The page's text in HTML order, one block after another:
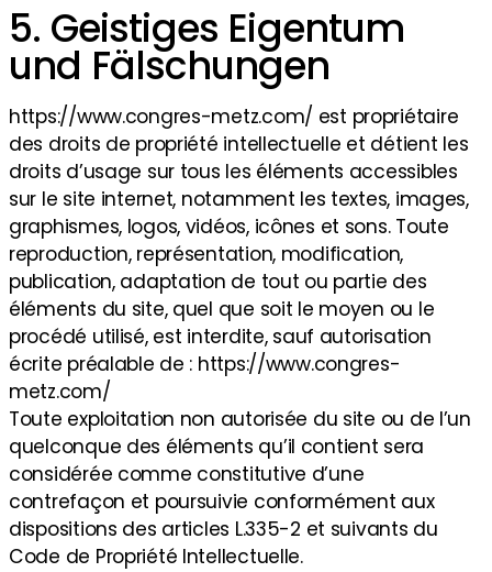
5. Geistiges Eigentum
und Fälschungen
https://www.congres-metz.com/ est propriétaire
des droits de propriété intellectuelle et détient les
droits d’usage sur tous les éléments accessibles
sur le site internet, notamment les textes, images,
graphismes, logos, vidéos, icônes et sons. Toute
reproduction, représentation, modification,
publication, adaptation de tout ou partie des
éléments du site, quel que soit le moyen ou le
procédé utilisé, est interdite, sauf autorisation
écrite préalable de : https://www.congres-
metz.com/
Toute exploitation non autorisée du site ou de l’un
quelconque des éléments qu’il contient sera
considérée comme constitutive d’une
contrefaçon et poursuivie conformément aux
dispositions des articles L.335-2 et suivants du
Code de Propriété Intellectuelle.